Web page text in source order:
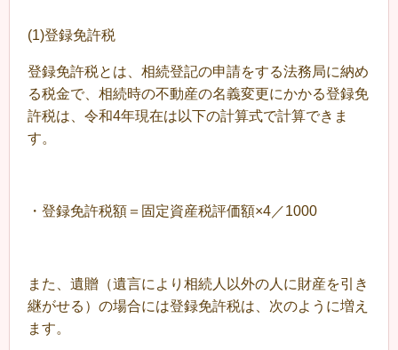
(1)登録免許税
登録免許税とは、相続登記の申請をする法務局に納め
る税金で、相続時の不動産の名義変更にかかる登録免
許税は、令和4年現在は以下の計算式で計算できま
す。
・登録免許税額＝固定資産税評価額×4／1000
また、遺贈（遺言により相続人以外の人に財産を引き
継がせる）の場合には登録免許税は、次のように増え
ます。